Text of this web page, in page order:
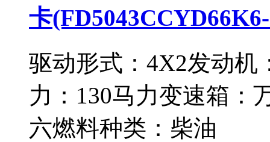
卡
驱动形式： 4X2发动机
力： 130马力变速箱：
六燃料种类： 柴油